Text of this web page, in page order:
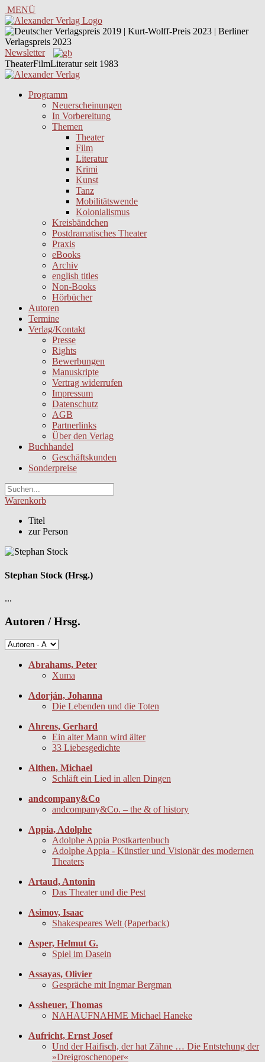
MENÜ
Newsletter
TheaterFilmLiteratur seit 1983
Programm
Neuerscheinungen
In Vorbereitung
Themen
Theater
Film
Literatur
Krimi
Kunst
Tanz
Mobilitätswende
Kolonialismus
Kreisbändchen
Postdramatisches Theater
Praxis
eBooks
Archiv
english titles
Non-Books
Hörbücher
Autoren
Termine
Verlag/Kontakt
Presse
Rights
Bewerbungen
Manuskripte
Vertrag widerrufen
Impressum
Datenschutz
AGB
Partnerlinks
Über den Verlag
Buchhandel
Geschäftskunden
Sonderpreise
Warenkorb
Titel
zur Person
Stephan Stock (Hrsg.)
...
Autoren / Hrsg.
Abrahams, Peter
Xuma
Adorján, Johanna
Die Lebenden und die Toten
Ahrens, Gerhard
Ein alter Mann wird älter
33 Liebesgedichte
Althen, Michael
Schläft ein Lied in allen Dingen
andcompany&Co
andcompany&Co. – the & of history
Appia, Adolphe
Adolphe Appia Postkartenbuch
Adolphe Appia - Künstler und Visionär des modernen
Theaters
Artaud, Antonin
Das Theater und die Pest
Asimov, Isaac
Shakespeares Welt (Paperback)
Asper, Helmut G.
Spiel im Dasein
Assayas, Olivier
Gespräche mit Ingmar Bergman
Assheuer, Thomas
NAHAUFNAHME Michael Haneke
Aufricht, Ernst Josef
Und der Haifisch, der hat Zähne … Die Entstehung der
»Dreigroschenoper«